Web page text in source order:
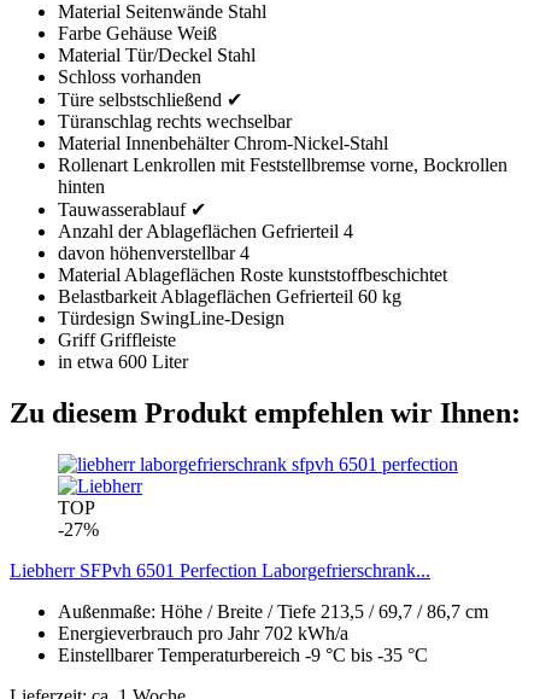
Material Seitenwände Stahl
Farbe Gehäuse Weiß
Material Tür/Deckel Stahl
Schloss vorhanden
Türe selbstschließend ✔
Türanschlag rechts wechselbar
Material Innenbehälter Chrom-Nickel-Stahl
Rollenart Lenkrollen mit Feststellbremse vorne, Bockrollen
hinten
Tauwasserablauf ✔
Anzahl der Ablageflächen Gefrierteil 4
davon höhenverstellbar 4
Material Ablageflächen Roste kunststoffbeschichtet
Belastbarkeit Ablageflächen Gefrierteil 60 kg
Türdesign SwingLine-Design
Griff Griffleiste
in etwa 600 Liter
Zu diesem Produkt empfehlen wir Ihnen:
TOP
-27%
Liebherr SFPvh 6501 Perfection Laborgefrierschrank...
Außenmaße: Höhe / Breite / Tiefe 213,5 / 69,7 / 86,7 cm
Energieverbrauch pro Jahr 702 kWh/a
Einstellbarer Temperaturbereich -9 °C bis -35 °C